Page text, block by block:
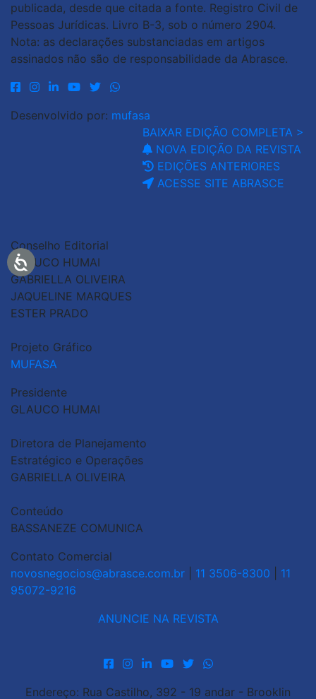
publicada, desde que citada a fonte. Registro Civil de
Pessoas Jurídicas. Livro B-3, sob o número 2904.
Nota: as declarações substanciadas em artigos
assinados não são de responsabilidade da Abrasce.
Desenvolvido por: mufasa
BAIXAR EDIÇÃO COMPLETA >
NOVA EDIÇÃO DA REVISTA
EDIÇÕES ANTERIORES
ACESSE SITE ABRASCE
Conselho Editorial
GLAUCO HUMAI
GABRIELLA OLIVEIRA
JAQUELINE MARQUES
ESTER PRADO
Projeto Gráfico
MUFASA
Presidente
GLAUCO HUMAI
Diretora de Planejamento
Estratégico e Operações
GABRIELLA OLIVEIRA
Conteúdo
BASSANEZE COMUNICA
Contato Comercial
novosnegocios@abrasce.com.br
11 3506-8300
11
95072-9216
ANUNCIE NA REVISTA
Endereço: Rua Castilho, 392 - 19 andar - Brooklin